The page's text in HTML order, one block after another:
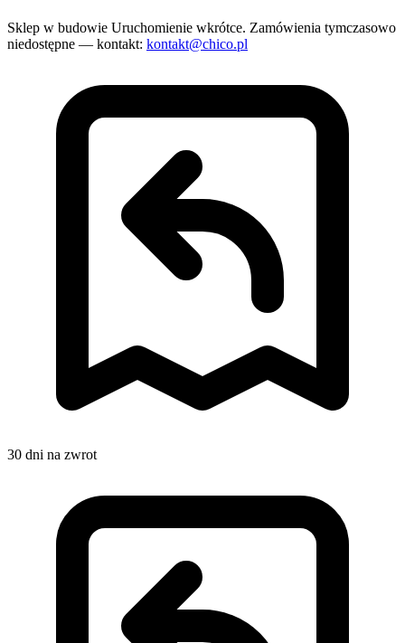
Sklep w budowie Uruchomienie wkrótce. Zamówienia tymczasowo
niedostępne — kontakt: kontakt@chico.pl
30 dni na zwrot